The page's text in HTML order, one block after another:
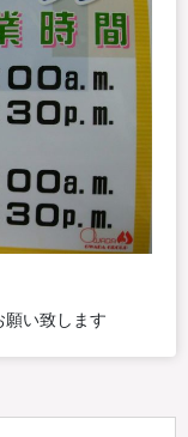
い致します